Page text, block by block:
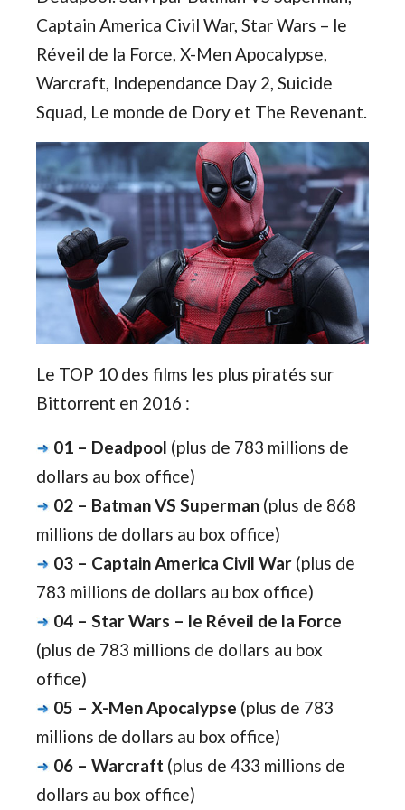
Captain America Civil War, Star Wars – le
Réveil de la Force, X-Men Apocalypse,
Warcraft, Independance Day 2, Suicide
Squad, Le monde de Dory et The Revenant.
Le TOP 10 des films les plus piratés sur
Bittorrent en 2016 :
01 – Deadpool (plus de 783 millions de
dollars au box office)
02 – Batman VS Superman (plus de 868
millions de dollars au box office)
03 – Captain America Civil War (plus de
783 millions de dollars au box office)
04 – Star Wars – le Réveil de la Force
(plus de 783 millions de dollars au box
office)
05 – X-Men Apocalypse (plus de 783
millions de dollars au box office)
06 – Warcraft (plus de 433 millions de
dollars au box office)